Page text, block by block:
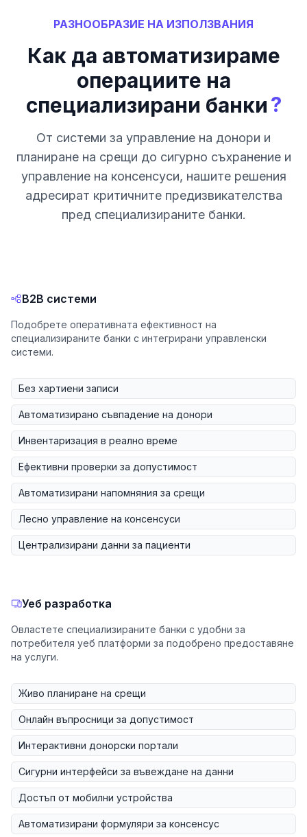
РАЗНООБРАЗИЕ НА ИЗПОЛЗВАНИЯ
Как да автоматизираме
операциите на
специализирани банки?
От системи за управление на донори и
планиране на срещи до сигурно съхранение и
управление на консенсуси, нашите решения
адресират критичните предизвикателства
пред специализираните банки.
B2B системи
Подобрете оперативната ефективност на
специализираните банки с интегрирани управленски
системи.
Без хартиени записи
Автоматизирано съвпадение на донори
Инвентаризация в реално време
Ефективни проверки за допустимост
Автоматизирани напомняния за срещи
Лесно управление на консенсуси
Централизирани данни за пациенти
Уеб разработка
Овластете специализираните банки с удобни за
потребителя уеб платформи за подобрено предоставяне
на услуги.
Живо планиране на срещи
Онлайн въпросници за допустимост
Интерактивни донорски портали
Сигурни интерфейси за въвеждане на данни
Достъп от мобилни устройства
Автоматизирани формуляри за консенсус